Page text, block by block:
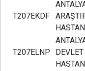
T207EKDF
T207ELNP
DEVLET